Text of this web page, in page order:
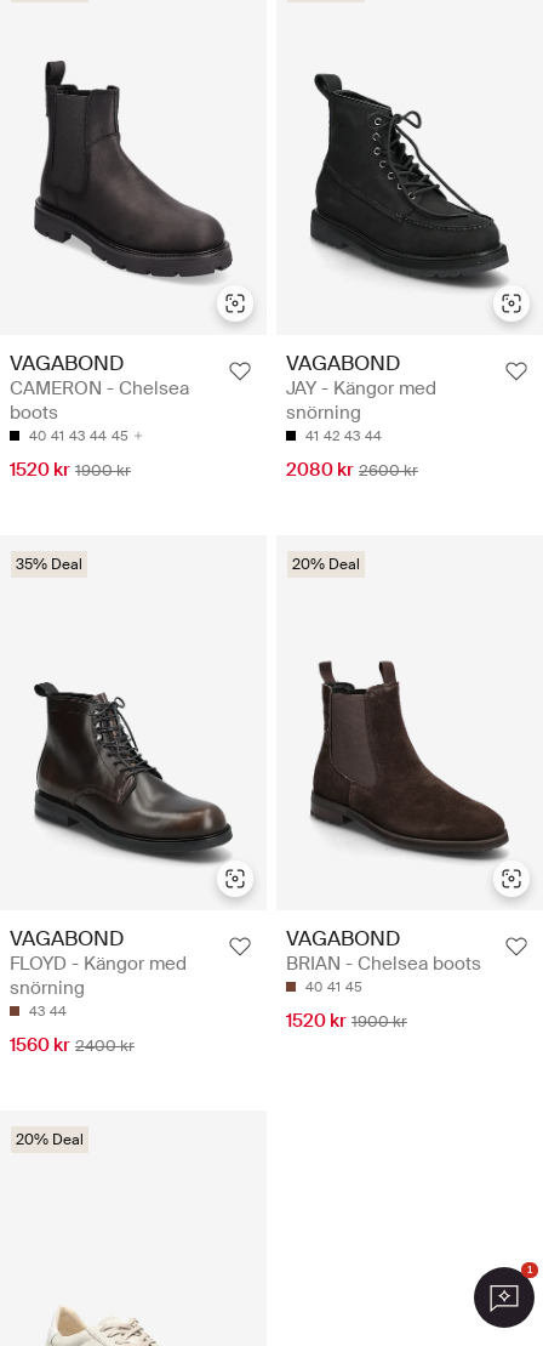
VAGABOND
CAMERON - Chelsea
boots
40 41 43 44 45
1520 kr 1900 kr
VAGABOND
JAY - Kängor med
snörning
41 42 43 44
2080 kr 2600 kr
35% Deal
VAGABOND
FLOYD - Kängor med
snörning
43 44
1560 kr 2400 kr
20% Deal
VAGABOND
BRIAN - Chelsea boots
40 41 45
1520 kr 1900 kr
20% Deal
1